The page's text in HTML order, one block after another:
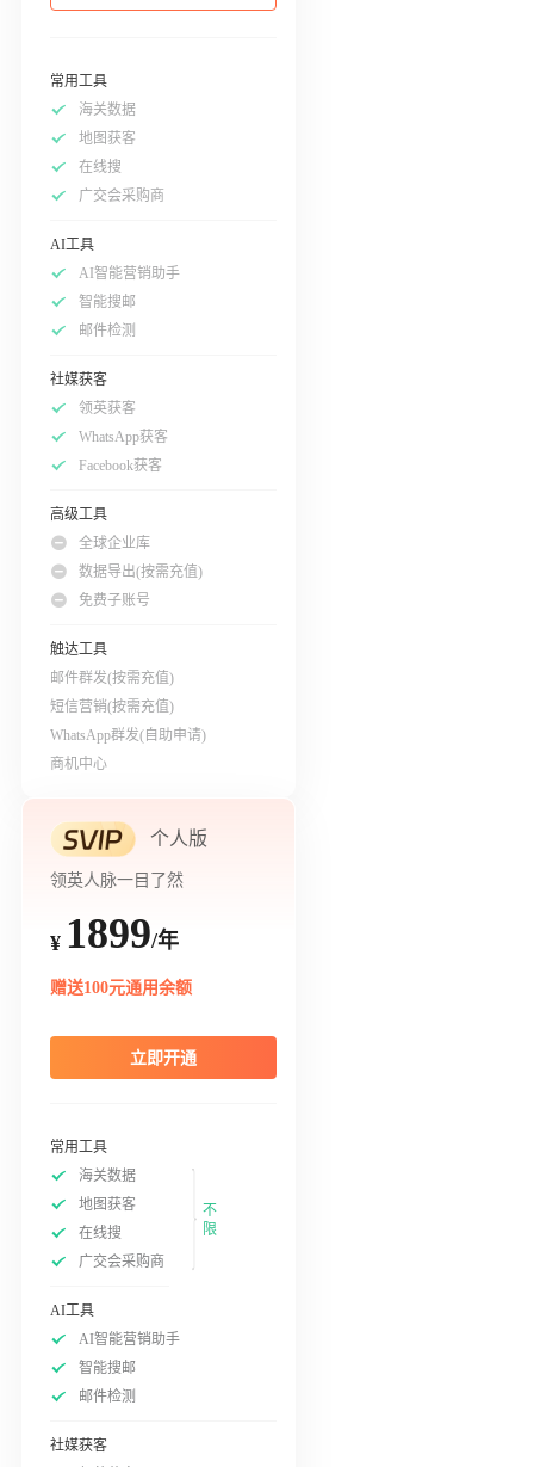
常用工具
海关数据
地图获客
在线搜
广交会采购商
AI工具
AI智能营销助手
智能搜邮
邮件检测
社媒获客
领英获客
WhatsApp获客
Facebook获客
高级工具
全球企业库
数据导出(按需充值)
免费子账号
触达工具
邮件群发(按需充值)
短信营销(按需充值)
WhatsApp群发(自助申请)
商机中心
个人版
领英人脉一目了然
¥ 1899/年
赠送100元通用余额
立即开通
常用工具
海关数据
地图获客
在线搜
广交会采购商
不
限
AI工具
AI智能营销助手
智能搜邮
邮件检测
社媒获客